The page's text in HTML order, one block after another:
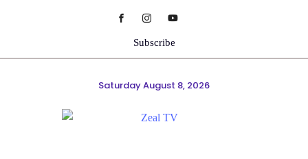
Subscribe
Saturday August 8, 2026